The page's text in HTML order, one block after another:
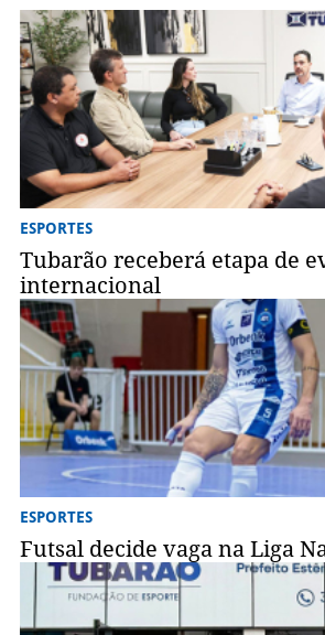
ESPORTES
Tubarão receberá etapa de
internacional
ESPORTES
Futsal decide vaga na Liga